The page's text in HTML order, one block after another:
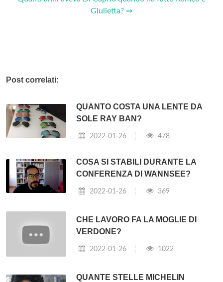
Giulietta? ⇒
Post correlati:
QUANTO COSTA UNA LENTE DA
SOLE RAY BAN?
2022-01-26 478
COSA SI STABILI DURANTE LA
CONFERENZA DI WANNSEE?
2022-01-26 369
CHE LAVORO FA LA MOGLIE DI
VERDONE?
2022-01-26 1022
QUANTE STELLE MICHELIN